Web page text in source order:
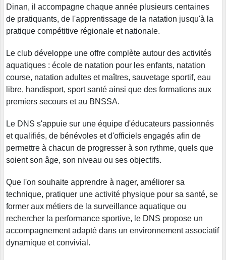
Dinan, il accompagne chaque année plusieurs centaines
de pratiquants, de l'apprentissage de la natation jusqu'à la
pratique compétitive régionale et nationale.
Le club développe une offre complète autour des activités
aquatiques : école de natation pour les enfants, natation
course, natation adultes et maîtres, sauvetage sportif, eau
libre, handisport, sport santé ainsi que des formations aux
premiers secours et au BNSSA.
Le DNS s'appuie sur une équipe d'éducateurs passionnés
et qualifiés, de bénévoles et d'officiels engagés afin de
permettre à chacun de progresser à son rythme, quels que
soient son âge, son niveau ou ses objectifs.
Que l'on souhaite apprendre à nager, améliorer sa
technique, pratiquer une activité physique pour sa santé, se
former aux métiers de la surveillance aquatique ou
rechercher la performance sportive, le DNS propose un
accompagnement adapté dans un environnement associatif
dynamique et convivial.